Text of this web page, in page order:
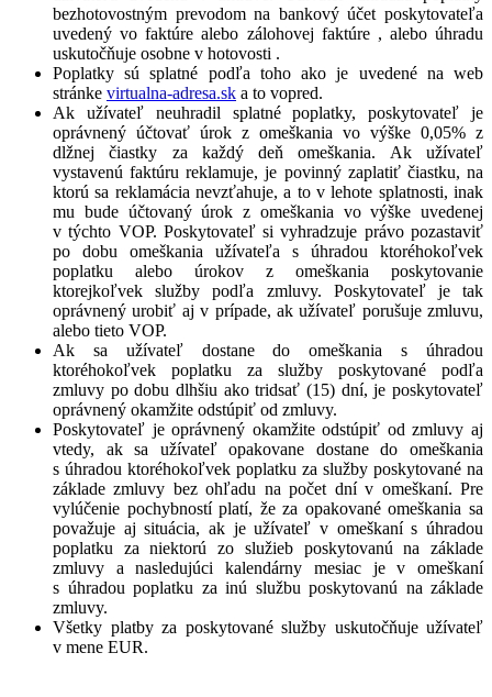
bezhotovostným prevodom na bankový účet poskytovateľa
uvedený vo faktúre alebo zálohovej faktúre , alebo úhradu
uskutočňuje osobne v hotovosti .
Poplatky sú splatné podľa toho ako je uvedené na web
stránke virtualna-adresa.sk a to vopred.
Ak užívateľ neuhradil splatné poplatky, poskytovateľ je
oprávnený účtovať úrok z omeškania vo výške 0,05% z
dlžnej čiastky za každý deň omeškania. Ak užívateľ
vystavenú faktúru reklamuje, je povinný zaplatiť čiastku, na
ktorú sa reklamácia nevzťahuje, a to v lehote splatnosti, inak
mu bude účtovaný úrok z omeškania vo výške uvedenej
v týchto VOP. Poskytovateľ si vyhradzuje právo pozastaviť
po dobu omeškania užívateľa s úhradou ktoréhokoľvek
poplatku alebo úrokov z omeškania poskytovanie
ktorejkoľvek služby podľa zmluvy. Poskytovateľ je tak
oprávnený urobiť aj v prípade, ak užívateľ porušuje zmluvu,
alebo tieto VOP.
Ak sa užívateľ dostane do omeškania s úhradou
ktoréhokoľvek poplatku za služby poskytované podľa
zmluvy po dobu dlhšiu ako tridsať (15) dní, je poskytovateľ
oprávnený okamžite odstúpiť od zmluvy.
Poskytovateľ je oprávnený okamžite odstúpiť od zmluvy aj
vtedy, ak sa užívateľ opakovane dostane do omeškania
s úhradou ktoréhokoľvek poplatku za služby poskytované na
základe zmluvy bez ohľadu na počet dní v omeškaní. Pre
vylúčenie pochybností platí, že za opakované omeškania sa
považuje aj situácia, ak je užívateľ v omeškaní s úhradou
poplatku za niektorú zo služieb poskytovanú na základe
zmluvy a nasledujúci kalendárny mesiac je v omeškaní
s úhradou poplatku za inú službu poskytovanú na základe
zmluvy.
Všetky platby za poskytované služby uskutočňuje užívateľ
v mene EUR.